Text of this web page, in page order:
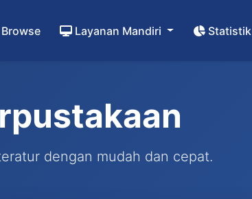
Browse Layanan Mandiri Statistik
dengan mudah dan cepat.